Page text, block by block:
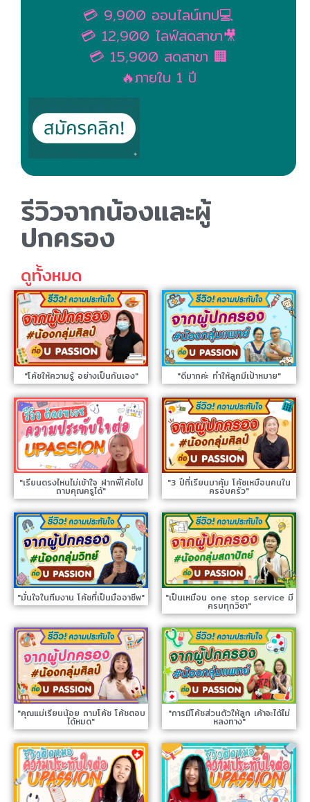
💳 9,900 ออนไลน์เทป💻
💳 12,900 ไลฟ์สดสาขา🎥
💳 15,900 สดสาขา 🏢
🔥ภายใน 1 ปี
รีวิวจากน้องและผู้
ปกครอง
ดูทั้งหมด
"โค้ชให้ความรู้ อย่างเป็นกันเอง" "ดีมากค่ะ ทำให้ลูกมีเป้าหมาย"
"เรียนตรงไหนไม่เข้าใจ ฝากพี่โค้ชไป
ถามคุณครูได้"
"3 ปีที่เรียนมาคุ้ม โค้ชเหมือนคนใน
ครอบครัว"
"มั่นใจในทีมงาน โค้ชที่เป็นมืออาชีพ" "เป็นเหมือน one stop service มี
ครบทุกวิชา"
"คุณแม่เรียนน้อย ถามโค้ช โค้ชตอบ
ได้หมด"
"การมีโค้ชส่วนตัวให้ลูก เค้าจะได้ไม่
หลงทาง"